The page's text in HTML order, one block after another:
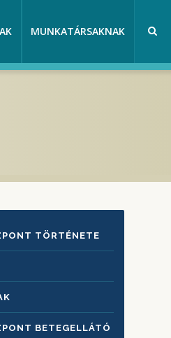
MUNKATÁRSAKNAK
TÖRTÉNETE
BETEGELLÁTÓ